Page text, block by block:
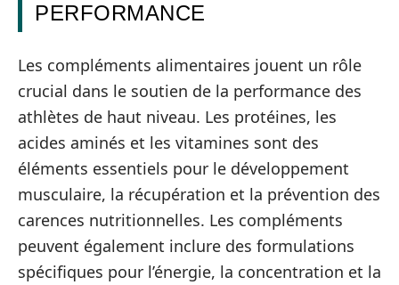
PERFORMANCE
Les compléments alimentaires jouent un rôle
crucial dans le soutien de la performance des
athlètes de haut niveau. Les protéines, les
acides aminés et les vitamines sont des
éléments essentiels pour le développement
musculaire, la récupération et la prévention des
carences nutritionnelles. Les compléments
peuvent également inclure des formulations
spécifiques pour l’énergie, la concentration et la